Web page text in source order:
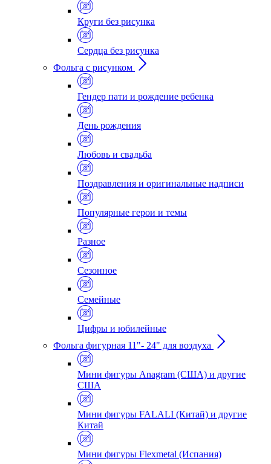
Круги без рисунка
Сердца без рисунка
Фольга с рисунком
Гендер пати и рождение ребенка
День рождения
Любовь и свадьба
Поздравления и оригинальные надписи
Популярные герои и темы
Разное
Сезонное
Семейные
Цифры и юбилейные
Фольга фигурная 11"- 24" для воздуха
Мини фигуры Anagram (США) и другие
США
Мини фигуры FALALI (Китай) и другие
Китай
Мини фигуры Flexmetal (Испания)